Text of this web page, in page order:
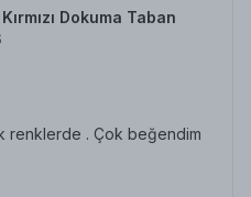
Dokuma Taban
renklerde . Çok beğendim